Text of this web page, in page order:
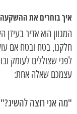
איך בוחרים את
המגוון הוא אדיר
חלקנו, בטח ובטח אם
לפני שצוללים לעומק
עצמכם שאלה אחת:
"מה אני רוצה להשיג?"